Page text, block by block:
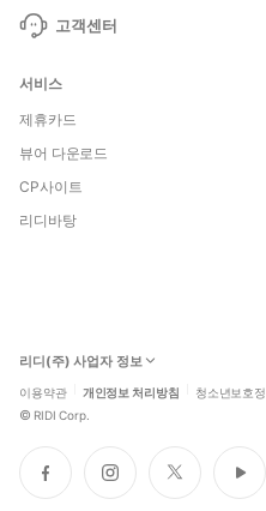
고객센터
서비스
제휴카드
뷰어 다운로드
CP사이트
리디바탕
리디(주) 사업자 정보
이용약관 개인정보 처리방침 청소년보호
© RIDI Corp.
페
이
인
스
트
위
유
튜